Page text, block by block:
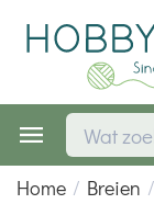
Home / Breien /